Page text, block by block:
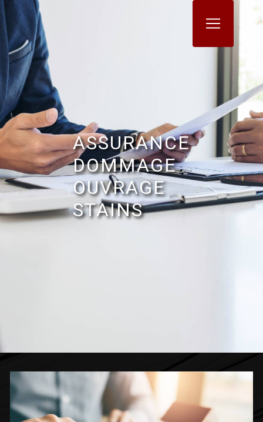
ASSURANCE
DOMMAGE
OUVRAGE
STAINS
Panneau de gestion des cookies